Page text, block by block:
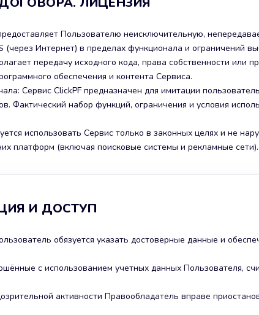
Пользователю неисключительную,
Интернет) в пределах функционала и ограничений
передачу исходного кода, права собственности или
обеспечения и контента Сервиса.
Сервис ClickPF предназначен для имитации
Фактический набор функций, ограничения и условия
использовать Сервис только в законных целях и не
платформ (включая поисковые системы и рекламные сети).
И ДОСТУП
обязуется указать достоверные данные и
с использованием учетных данных Пользователя,
активности Правообладатель вправе